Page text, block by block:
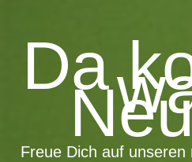
Da
Freue Dich auf